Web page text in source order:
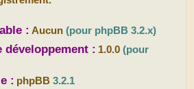
: Aucun (pour phpBB 3.2.x)
développement : 1.0.0 (pour
: phpBB 3.2.1